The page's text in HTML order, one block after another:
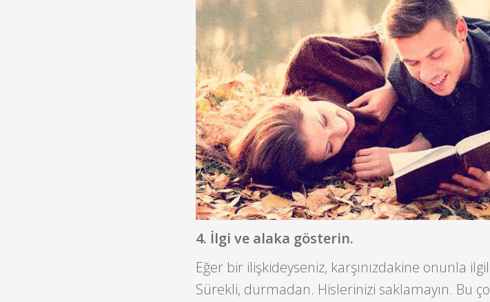
4. İlgi ve alaka gösterin.
Eğer bir ilişkideyseniz, karşınızdakine onunla
Sürekli, durmadan. Hislerinizi saklamayın. Bu